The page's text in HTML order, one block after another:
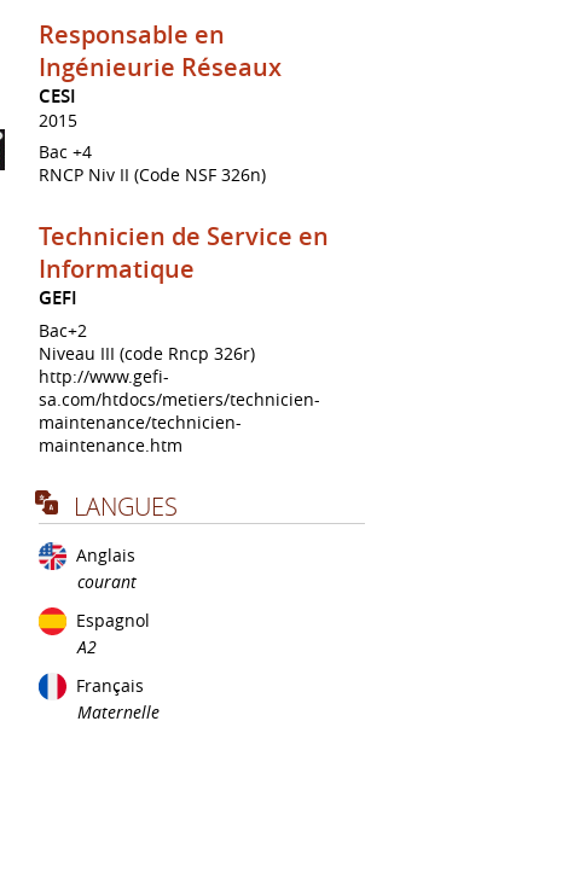
Responsable en
Ingénieurie Réseaux
CESI
2015
Bac +4
RNCP Niv II (Code NSF 326n)
Technicien de Service en
Informatique
GEFI
Bac+2
Niveau III (code Rncp 326r)
http://www.gefi-
sa.com/htdocs/metiers/technicien-
maintenance/technicien-
maintenance.htm
LANGUES
Anglais
courant
Espagnol
A2
Français
Maternelle